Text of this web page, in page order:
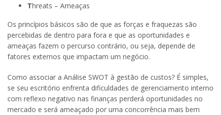
Threats – Ameaças
Os princípios básicos são de que as forças e fraquezas são
percebidas de dentro para fora e que as oportunidades e
ameaças fazem o percurso contrário, ou seja, depende de
fatores externos que impactam um negócio.
Como associar a Análise SWOT à gestão de custos? É simples,
se seu escritório enfrenta dificuldades de gerenciamento interno
com reflexo negativo nas finanças perderá oportunidades no
mercado e será ameaçado por uma concorrência mais bem